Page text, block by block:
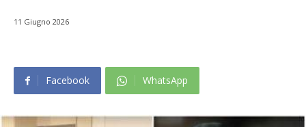
11 Giugno 2026
Facebook WhatsApp